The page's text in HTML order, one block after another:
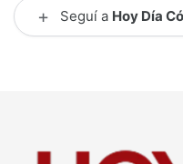
+ Seguí a Hoy Día